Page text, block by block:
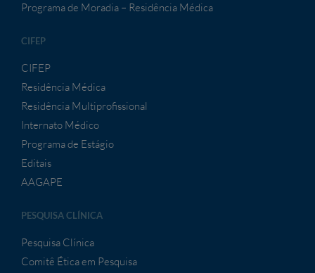
Programa de Moradia – Residência Médica
CIFEP
CIFEP
Residência Médica
Residência Multiprofissional
Internato Médico
Programa de Estágio
Editais
AAGAPE
PESQUISA CLÍNICA
Pesquisa Clínica
Comitê Ética em Pesquisa